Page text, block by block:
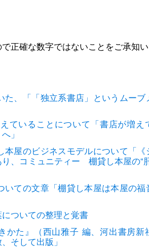
正確な数字ではないことをご承知い
た、「「独立系書店」というムーブ
ていることについて「書店が増え
」
本屋のビジネスモデルについて「
、コミュニティー 棚貸し本屋の“
いての文章「棚貸し本屋は本屋の福
ついての整理と覚書
かた』（西山雅子 編、河出書房新
そして出版」